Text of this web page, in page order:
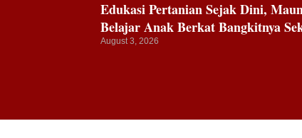
Edukasi Pertanian Sejak Dini,
Belajar Anak Berkat Bangkitnya
August 3, 2026